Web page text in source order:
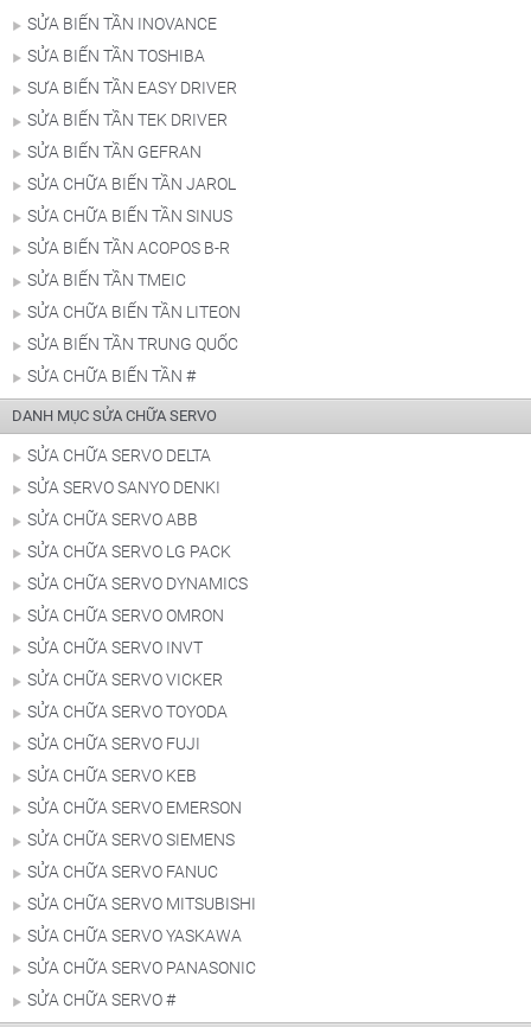
SỬA BIẾN TẦN INOVANCE
SỬA BIẾN TẦN TOSHIBA
SƯA BIẾN TẦN EASY DRIVER
SỬA BIẾN TẦN TEK DRIVER
SỬA BIẾN TẦN GEFRAN
SỬA CHỮA BIẾN TẦN JAROL
SỬA CHỮA BIẾN TẦN SINUS
SỬA BIẾN TẦN ACOPOS B-R
SỬA BIẾN TẦN TMEIC
SỬA CHỮA BIẾN TẦN LITEON
SỬA BIẾN TẦN TRUNG QUỐC
SỬA CHỮA BIẾN TẦN #
DANH MỤC SỬA CHỮA SERVO
SỬA CHỮA SERVO DELTA
SỬA SERVO SANYO DENKI
SỬA CHỮA SERVO ABB
SỬA CHỮA SERVO LG PACK
SỬA CHỮA SERVO DYNAMICS
SỬA CHỮA SERVO OMRON
SỬA CHỮA SERVO INVT
SỬA CHỮA SERVO VICKER
SỬA CHỮA SERVO TOYODA
SỬA CHỮA SERVO FUJI
SỬA CHỮA SERVO KEB
SỬA CHỮA SERVO EMERSON
SỬA CHỮA SERVO SIEMENS
SỬA CHỮA SERVO FANUC
SỬA CHỮA SERVO MITSUBISHI
SỬA CHỮA SERVO YASKAWA
SỬA CHỮA SERVO PANASONIC
SỬA CHỮA SERVO #